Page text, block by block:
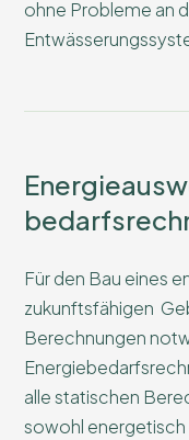
ohne Probleme an
Für den Bau eines
zukunftsfähigen
Berechnungen
alle statischen
sowohl energetisch